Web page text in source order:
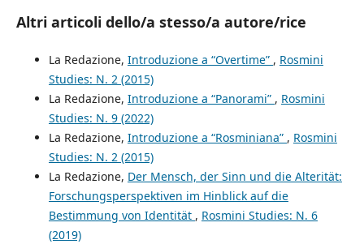
Altri articoli dello/a stesso/a autore/rice
La Redazione, Introduzione a “Overtime” , Rosmini
Studies: N. 2 (2015)
La Redazione, Introduzione a “Panorami” , Rosmini
Studies: N. 9 (2022)
La Redazione, Introduzione a “Rosminiana” , Rosmini
Studies: N. 2 (2015)
La Redazione, Der Mensch, der Sinn und die Alterität:
Forschungsperspektiven im Hinblick auf die
Bestimmung von Identität , Rosmini Studies: N. 6
(2019)